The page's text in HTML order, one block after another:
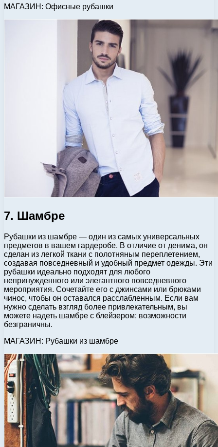
МАГАЗИН: Офисные рубашки
7. Шамбре
Рубашки из шамбре — один из самых универсальных
предметов в вашем гардеробе. В отличие от денима, он
сделан из легкой ткани с полотняным переплетением,
создавая повседневный и удобный предмет одежды. Эти
рубашки идеально подходят для любого
непринужденного или элегантного повседневного
мероприятия. Сочетайте его с джинсами или брюками
чинос, чтобы он оставался расслабленным. Если вам
нужно сделать взгляд более привлекательным, вы
можете надеть шамбре с блейзером; возможности
безграничны.
МАГАЗИН: Рубашки из шамбре